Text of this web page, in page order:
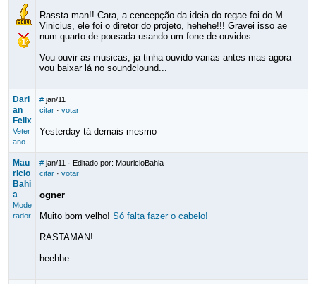
Rassta man!! Cara, a cencepção da ideia do regae foi do M.
Vinicius, ele foi o diretor do projeto, hehehe!!! Gravei isso ae
num quarto de pousada usando um fone de ouvidos.
Vou ouvir as musicas, ja tinha ouvido varias antes mas agora
vou baixar lá no soundclound...
Darl
an
Felix
Veter
ano
# jan/11
citar· votar
Yesterday tá demais mesmo
Mau
ricio
Bahi
a
Mode
rador
# jan/11 · Editado por: MauricioBahia
citar· votar
ogner
Muito bom velho! Só falta fazer o cabelo!
RASTAMAN!
heehhe